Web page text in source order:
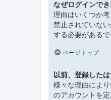
なぜログインでき
理由はいくつか
禁止されていな
する必要があるで
ページトップ
以前、登録した
様々な理由によ
のアカウントを